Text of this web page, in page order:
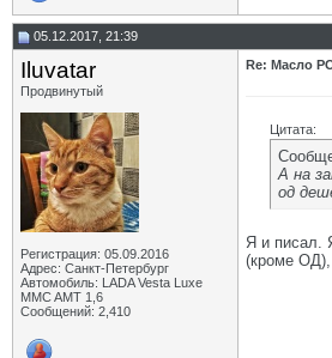
05.12.2017, 21:39
Iluvatar
Продвинутый
Регистрация: 05.09.2016
Адрес: Санкт-Петербург
Автомобиль: LADA Vesta Luxe
MMC AMT 1,6
Сообщений: 2,410
Re: Масло
Цитата:
А на
од
Я и писал.
(кроме ОД),